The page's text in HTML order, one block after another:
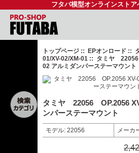
フタバ模型オンラインストア
トップページ :: EPオンロード ::
01/XV-02/XM-01 :: タミヤ
02 アルミダンパーステーマウント
タミヤ 22056 OP.2056
ンパーステーマウント
モデル: 22056 メーカ